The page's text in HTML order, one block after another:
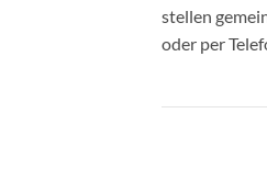
stellen
oder per